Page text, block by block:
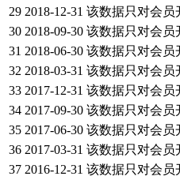
29 2018-12-31 该数据只对会员
30 2018-09-30 该数据只对会员
31 2018-06-30 该数据只对会员
32 2018-03-31 该数据只对会员
33 2017-12-31 该数据只对会员
34 2017-09-30 该数据只对会员
35 2017-06-30 该数据只对会员
36 2017-03-31 该数据只对会员
37 2016-12-31 该数据只对会员